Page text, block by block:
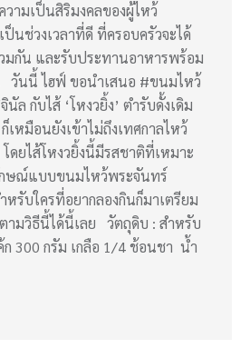
ามเป็นสิริมงคลของผู้ไหว้
นช่วงเวลาที่ดี ที่ครอบครัวจะได้
วมกัน และรับประทานอาหารพร้อม
วันนี้ ไฮฟ์ ขอนำเสนอ #ขนมไหว้
ล กับไส้ ‘โหงวยิ้ง’ ตำรับดั้งเดิม
เหมือนยังเข้าไม่ถึงเทศกาลไหว้
ดยไส้โหงวยิ้งนี้มีรสชาติที่เหมาะ
ษณ์แบบขนมไหว้พระจันทร์
หรับใครที่อยากลองกินก็มาเตรียม
ามวิธีนี้ได้นี้เลย วัตถุดิบ : สำหรับ
300 กรัม เกลือ 1/4 ช้อนชา น้ำ